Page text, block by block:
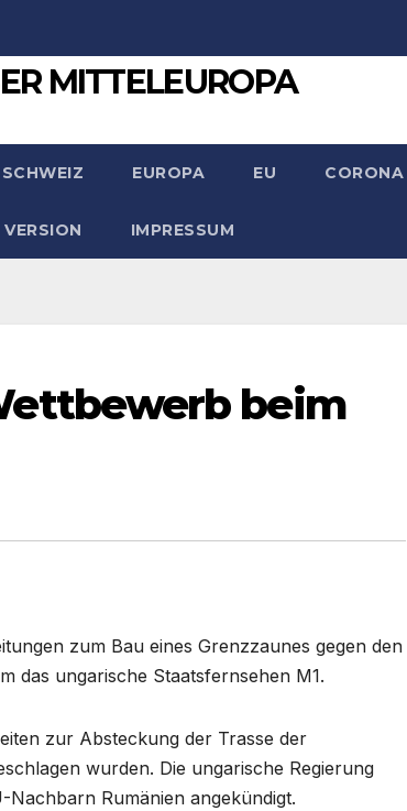
MITTELEUROPA
SCHWEIZ EUROPA EU CORONA
IMPRESSUM
beim
zum Bau eines Grenzzaunes gegen den
das ungarische Staatsfernsehen M1.
zur Absteckung der Trasse der
wurden. Die ungarische Regierung
Rumänien angekündigt.